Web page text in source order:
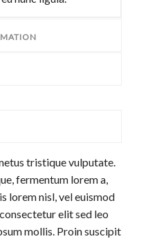
tristique vulputate.
fermentum lorem a,
lorem nisl, vel euismod
elit sed leo
mollis. Proin suscipit